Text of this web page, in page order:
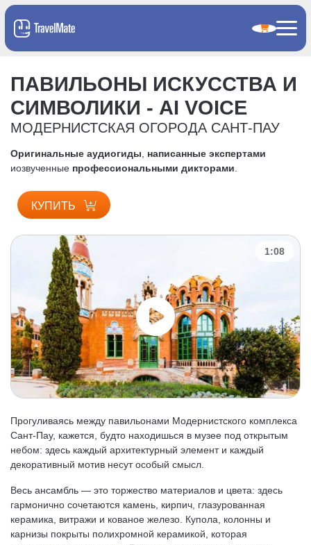
ПАВИЛЬОНЫ ИСКУССТВА И
СИМВОЛИКИ - AI VOICE
МОДЕРНИСТСКАЯ ОГОРОДА САНТ-ПАУ
Оригинальные аудиогиды
написанные экспертами
иозвученные профессиональными дикторами
КУПИТЬ
1:08
Прогуливаясь между павильонами Модернистского комплекса
Сант-Пау, кажется, будто находишься в музее под открытым
небом: здесь каждый архитектурный элемент и каждый
декоративный мотив несут особый смысл.
Весь ансамбль — это торжество материалов и цвета: здесь
гармонично сочетаются камень, кирпич, глазурованная
керамика, витражи и кованое железо. Купола, колонны и
карнизы покрыты полихромной керамикой, которая